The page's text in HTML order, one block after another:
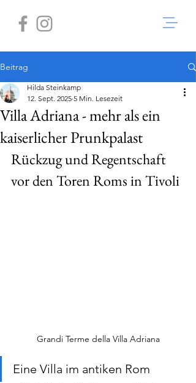
Beitrag
Villa Adriana - mehr als ein
kaiserlicher Prunkpalast
Hilda Steinkamp
12. Sept. 2025 5 Min. Lesezeit
Rückzug und Regentschaft
vor den Toren Roms in Tivoli
Grandi Terme della Villa Adriana
Eine Villa im antiken Rom